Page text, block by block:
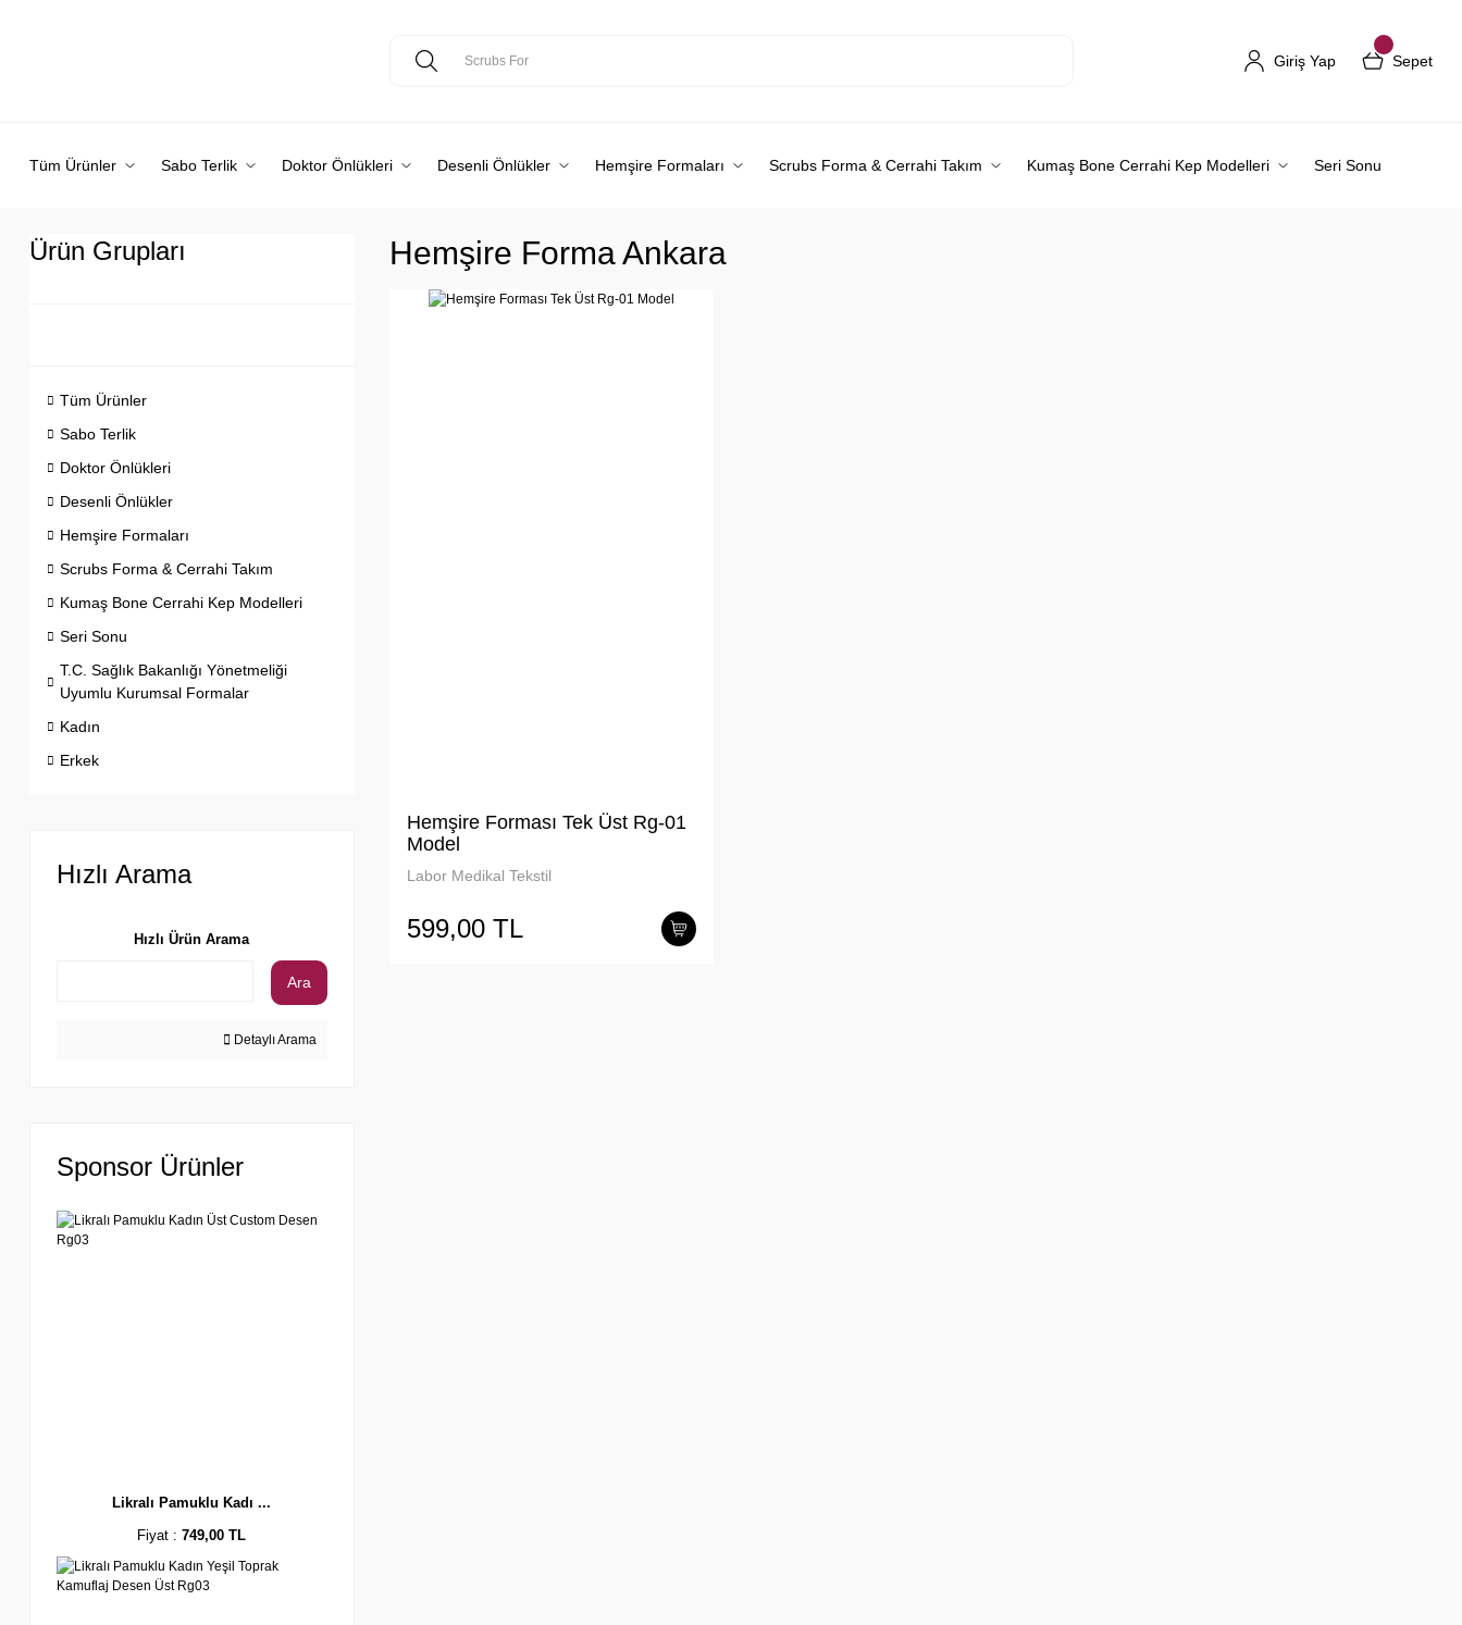
Giriş Yap Sepet
Tüm Ürünler Sabo Terlik Doktor Önlükleri Desenli Önlükler Hemşire Formaları Scrubs Forma & Cerrahi Takım Kumaş Bone Cerrahi Kep Modelleri Seri Sonu
Ürün Grupları
Tüm Ürünler
Sabo Terlik
Doktor Önlükleri
Desenli Önlükler
Hemşire Formaları
Scrubs Forma & Cerrahi Takım
Kumaş Bone Cerrahi Kep Modelleri
Seri Sonu
T.C. Sağlık Bakanlığı Yönetmeliği
Uyumlu Kurumsal Formalar
Kadın
Erkek
Hızlı Arama
Hızlı Ürün Arama
Ara
Detaylı Arama
Sponsor Ürünler
Likralı Pamuklu Kadı ...
Fiyat :749,00 TL
Hemşire Forma Ankara
Hemşire Forması Tek Üst Rg-01
Model
Labor Medikal Tekstil
599,00 TL